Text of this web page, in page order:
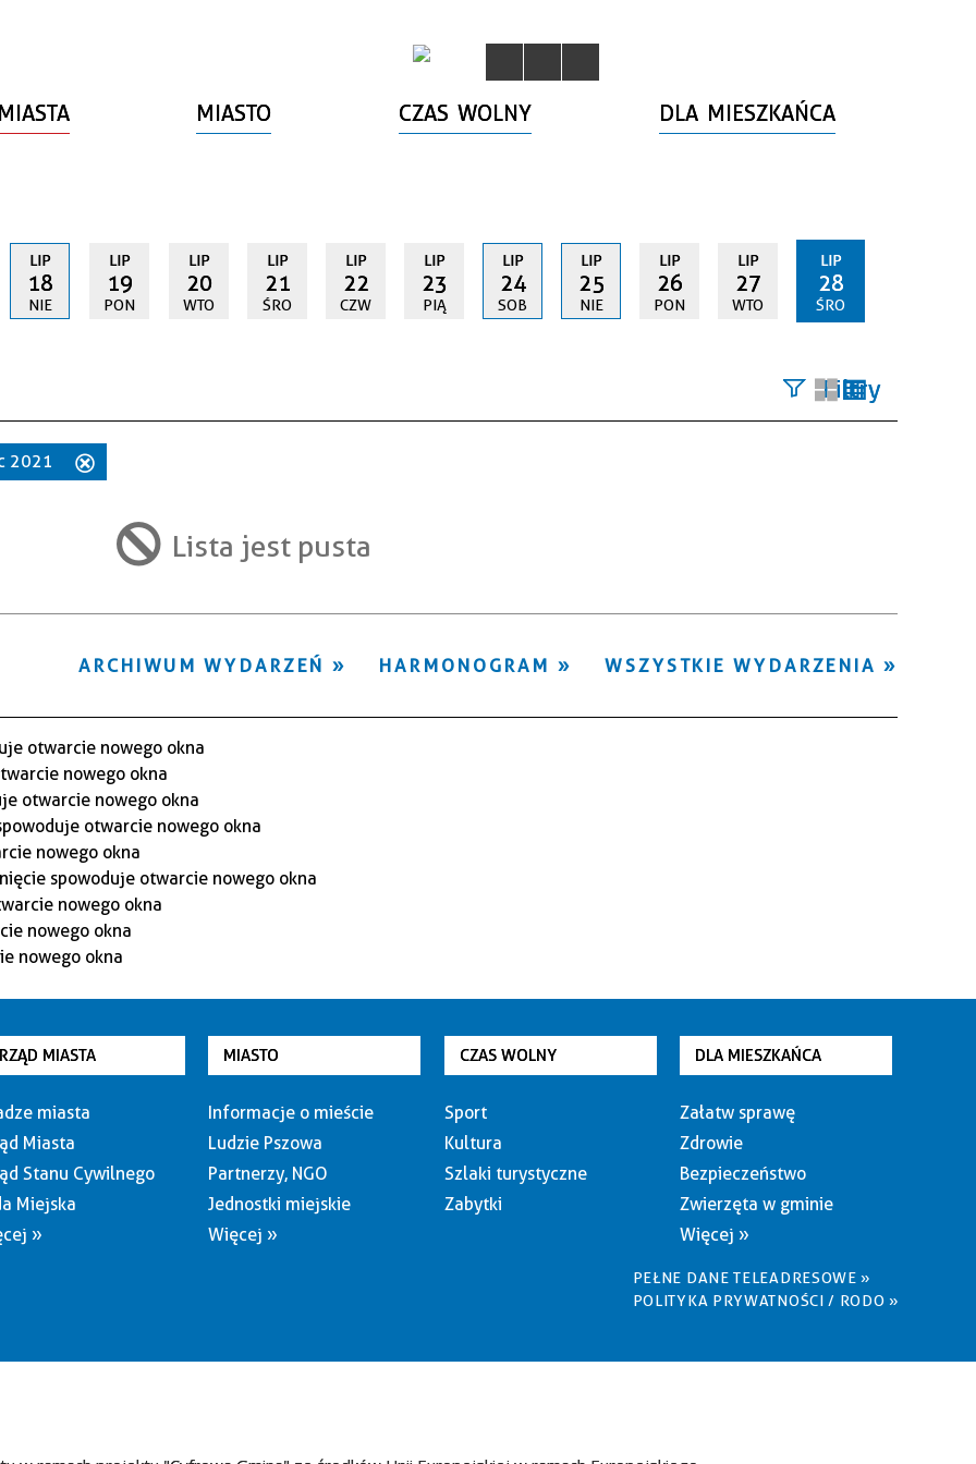
MIASTO CZAS WOLNY DLA MIESZKAŃCA
LIP
18
NIE
LIP
19
PON
LIP
20
WTO
LIP
21
ŚRO
LIP
22
CZW
LIP
23
PIĄ
LIP
24
SOB
LIP
25
NIE
LIP
26
PON
LIP
27
WTO
LIP
28
ŚRO
Filtry
Miejsce
2021
Lista jest pusta
WSZYSTKIE WYDARZENIA
HARMONOGRAM
ARCHIWUM WYDARZEŃ
MIASTA
miasta
Miasta
Stanu Cywilnego
Miejska
»
MIASTO
Informacje o mieście
Ludzie Pszowa
Partnerzy, NGO
Jednostki miejskie
Więcej »
CZAS WOLNY
Sport
Kultura
Szlaki turystyczne
Zabytki
DLA MIESZKAŃCA
Załatw sprawę
Zdrowie
Bezpieczeństwo
Zwierzęta w gminie
Więcej »
PEŁNE DANE TELEADRESOWE »
POLITYKA PRYWATNOŚCI / RODO »